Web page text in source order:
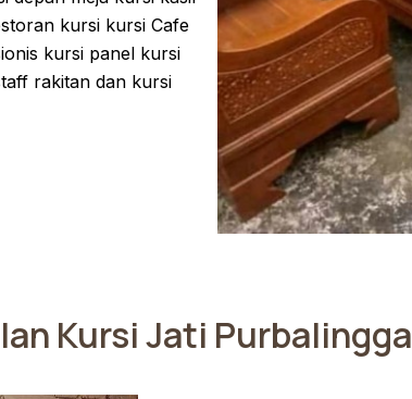
kursi kursi Cafe
kursi panel kursi
rakitan dan kursi
Kursi Jati Purbalingga